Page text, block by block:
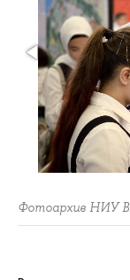
Фотоархив НИУ